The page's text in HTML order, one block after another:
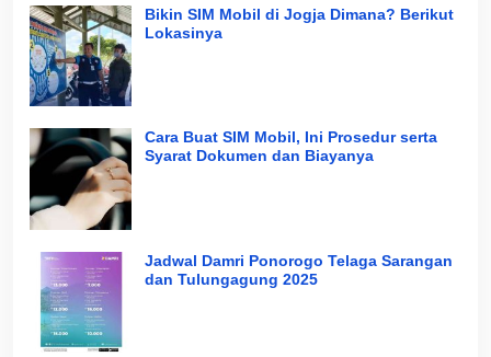
Bikin SIM Mobil di Jogja Dimana? Berikut
Lokasinya
Cara Buat SIM Mobil, Ini Prosedur serta
Syarat Dokumen dan Biayanya
Jadwal Damri Ponorogo Telaga Sarangan
dan Tulungagung 2025